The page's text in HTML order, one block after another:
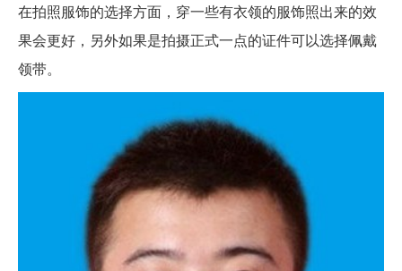
在拍照服饰的选择方面，穿一些有衣领的服饰照出来的效
果会更好，另外如果是拍摄正式一点的证件可以选择佩戴
领带。